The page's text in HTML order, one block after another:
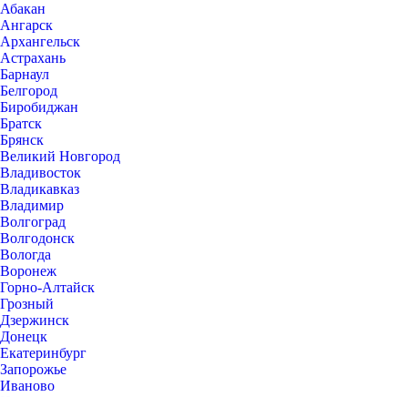
Абакан
Ангарск
Архангельск
Астрахань
Барнаул
Белгород
Биробиджан
Братск
Брянск
Великий Новгород
Владивосток
Владикавказ
Владимир
Волгоград
Волгодонск
Вологда
Воронеж
Горно-Алтайск
Грозный
Дзержинск
Донецк
Екатеринбург
Запорожье
Иваново